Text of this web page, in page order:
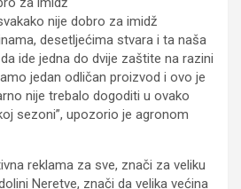
nije dobro za imidž
desetljećima stvara i ta naša
ide jedna do dvije zaštite na razini
jedan odličan proizvod i ovo je
nije trebalo dogoditi u ovako
sezoni”, upozorio je agronom
reklama za sve, znači za veliku
Neretve, znači da velika većina